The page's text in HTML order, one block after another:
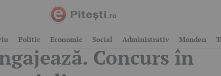
Politic Economic Social Administrativ Monden
din Argeș
Concurs în